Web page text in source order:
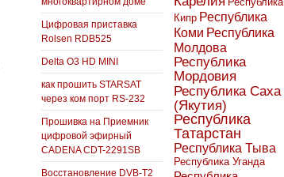
Цифровая приставка
Rolsen RDB525
Delta O3 HD MINI
как прошить STARSAT
через ком порт RS-232
Прошивка на Приемник
цифровой эфирный
CADENA CDT-2291SB
Восстановление DVB-T2
Кипр Республика
Коми Республика
Молдова
Республика
Мордовия
Республика Саха
(Якутия)
Республика
Татарстан
Республика Тыва
Республика Уганда